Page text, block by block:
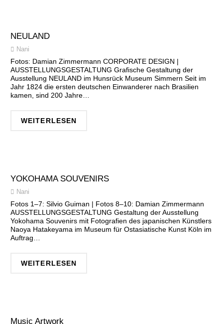
NEULAND
Nani
Fotos: Damian Zimmermann CORPORATE DESIGN |
AUSSTELLUNGSGESTALTUNG Grafische Gestaltung der
Ausstellung NEULAND im Hunsrück Museum Simmern Seit im
Jahr 1824 die ersten deutschen Einwanderer nach Brasilien
kamen, sind 200 Jahre…
WEITERLESEN
YOKOHAMA SOUVENIRS
Nani
Fotos 1–7: Silvio Guiman | Fotos 8–10: Damian Zimmermann
AUSSTELLUNGSGESTALTUNG Gestaltung der Ausstellung
Yokohama Souvenirs mit Fotografien des japanischen Künstlers
Naoya Hatakeyama im Museum für Ostasiatische Kunst Köln im
Auftrag…
WEITERLESEN
Music Artwork